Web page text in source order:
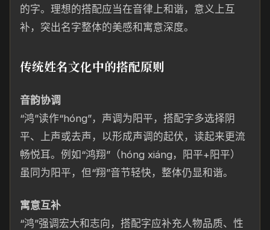
的字。理想的搭配应当在音律上和谐，意义上互
补，突出名字整体的美感和寓意深度。
传统姓名文化中的搭配原则
音韵协调
“鸿”读作“hóng”，声调为阳平，搭配字多选择阴
平、上声或去声，以形成声调的起伏，读起来更流
畅悦耳。例如“鸿翔”（hóng xiáng，阳平+阳平）
虽同为阳平，但“翔”音节轻快，整体仍显和谐。
寓意互补
“鸿”强调宏大和志向，搭配字应补充人物品质、性